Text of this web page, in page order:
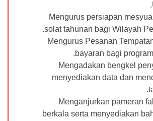
Mengurus persiapan
solat tahunan bagi Wilayah
Mengurus Pesanan
bayaran bagi
Mengadakan bengkel
menyediakan data dan
Menganjurkan pameran
berkala serta menyediakan